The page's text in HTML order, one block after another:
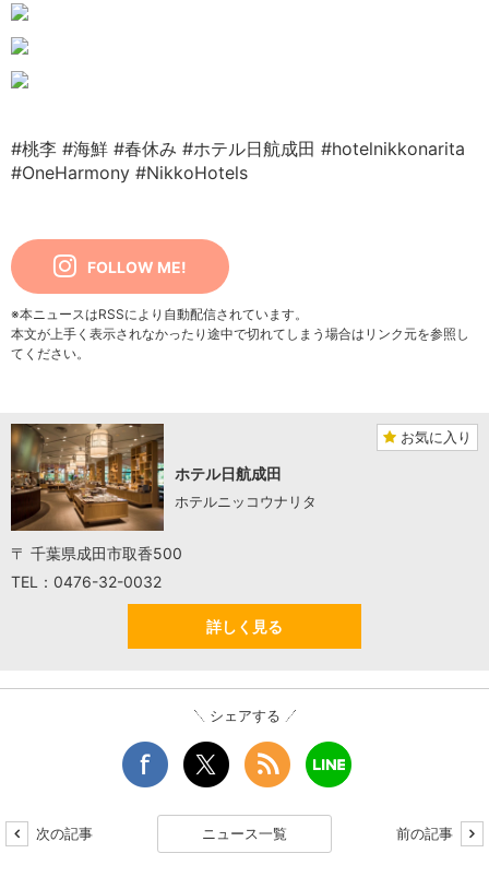
#桃李 #海鮮 #春休み #ホテル日航成田 #hotelnikkonarita
#OneHarmony #NikkoHotels
FOLLOW ME!
※本ニュースはRSSにより自動配信されています。
本文が上手く表示されなかったり途中で切れてしまう場合はリンク元を参照し
てください。
お気に入り
ホテル日航成田
ホテルニッコウナリタ
〒 千葉県成田市取香500
TEL：0476-32-0032
詳しく見る
シェアする
次の記事 ニュース一覧 前の記事